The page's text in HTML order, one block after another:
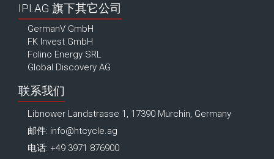
IPI.AG 旗下其它公司
GermanV GmbH
FK Invest GmbH
Folino Energy SRL
Global Discovery AG
联系我们
Libnower Landstrasse 1, 17390 Murchin, Germany
邮件: info@htcycle.ag
电话: +49 3971 876900